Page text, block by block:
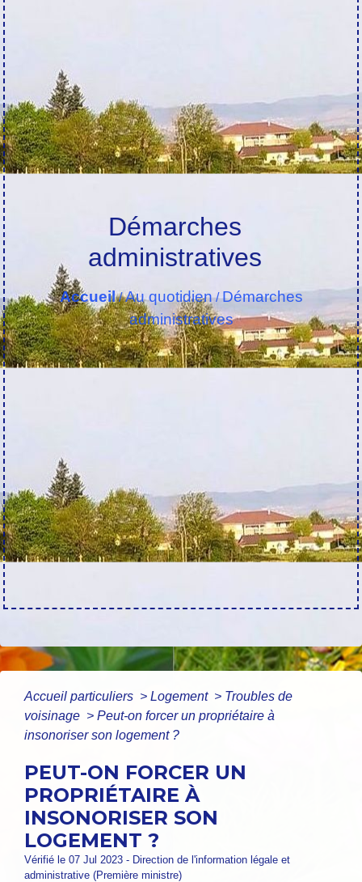
Démarches
administratives
Accueil/Au quotidien/Démarches
administratives
Accueil particuliers > Logement > Troubles de
voisinage > Peut-on forcer un propriétaire à
insonoriser son logement ?
PEUT-ON FORCER UN
PROPRIÉTAIRE À
INSONORISER SON
LOGEMENT ?
Vérifié le 07 Jul 2023 - Direction de l'information légale et
administrative (Première ministre)